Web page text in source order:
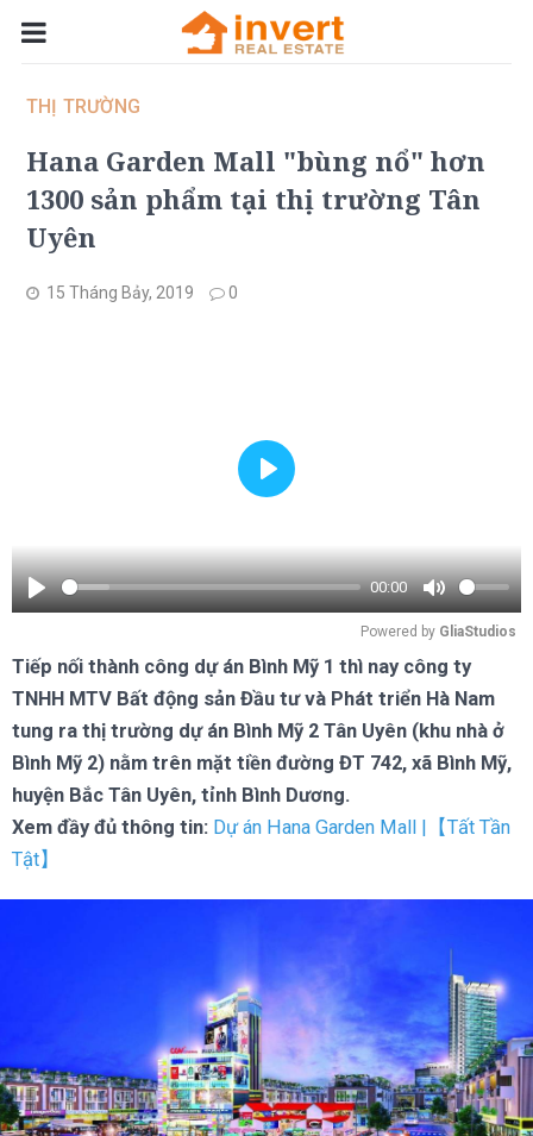
THỊ TRƯỜNG
Hana Garden Mall "bùng nổ" hơn
1300 sản phẩm tại thị trường Tân
Uyên
15 Tháng Bảy, 2019 0
Play
00:00
Mute
Play
Powered by GliaStudios
Tiếp nối thành công dự án Bình Mỹ 1 thì nay công ty
TNHH MTV Bất động sản Đầu tư và Phát triển Hà Nam
tung ra thị trường dự án Bình Mỹ 2 Tân Uyên (khu nhà ở
Bình Mỹ 2) nằm trên mặt tiền đường ĐT 742, xã Bình Mỹ,
huyện Bắc Tân Uyên, tỉnh Bình Dương.
Xem đầy đủ thông tin: Dự án Hana Garden Mall |【Tất Tần
Tật】